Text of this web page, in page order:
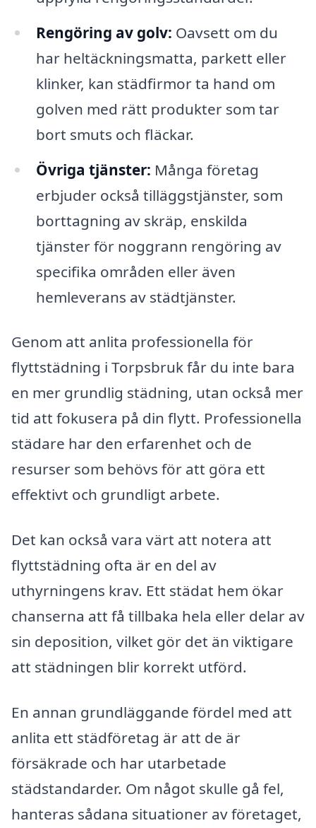
Rengöring av golv: Oavsett om du
har heltäckningsmatta, parkett eller
klinker, kan städfirmor ta hand om
golven med rätt produkter som tar
bort smuts och fläckar.
Övriga tjänster: Många företag
erbjuder också tilläggstjänster, som
borttagning av skräp, enskilda
tjänster för noggrann rengöring av
specifika områden eller även
hemleverans av städtjänster.
Genom att anlita professionella för
flyttstädning i Torpsbruk får du inte bara
en mer grundlig städning, utan också mer
tid att fokusera på din flytt. Professionella
städare har den erfarenhet och de
resurser som behövs för att göra ett
effektivt och grundligt arbete.
Det kan också vara värt att notera att
flyttstädning ofta är en del av
uthyrningens krav. Ett städat hem ökar
chanserna att få tillbaka hela eller delar av
sin deposition, vilket gör det än viktigare
att städningen blir korrekt utförd.
En annan grundläggande fördel med att
anlita ett städföretag är att de är
försäkrade och har utarbetade
städstandarder. Om något skulle gå fel,
hanteras sådana situationer av företaget,